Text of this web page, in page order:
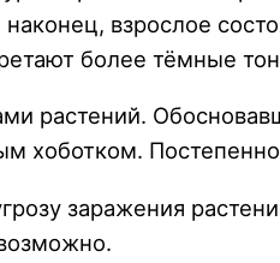
взрослое
более тёмные
растений.
хоботком.
заражения